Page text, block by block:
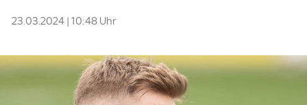
23.03.2024 | 10:48 Uhr